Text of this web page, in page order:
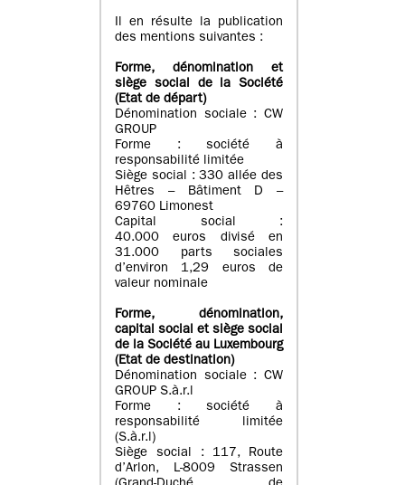
Il en résulte la publication
des mentions suivantes :
Forme, dénomination et
siège social de la Société
(Etatde départ)
Dénomination sociale : CW
GROUP
Forme : société à
responsabilité limitée
Siège social : 330 allée des
Hêtres – Bâtiment D –
69760 Limonest
Capital social :
40.000 euros divisé en
31.000 parts sociales
d’environ 1,29 euros de
valeur nominale
Forme, dénomination,
capital social et siège social
de la Société au Luxembourg
(Etat de destination)
Dénomination sociale : CW
GROUP S.à.r.l
Forme : société à
responsabilité limitée
(S.à.r.l)
Siège social : 117, Route
d’Arlon, L-8009 Strassen